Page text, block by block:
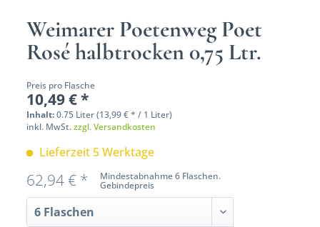
Weimarer Poetenweg Poet
Rosé halbtrocken 0,75 Ltr.
Preis pro Flasche
10,49 € *
Inhalt:0.75 Liter (13,99 € * / 1 Liter)
inkl. MwSt.zzgl. Versandkosten
Lieferzeit 5 Werktage
Mindestabnahme 6 Flaschen.
Gebindepreis
62,94 € *